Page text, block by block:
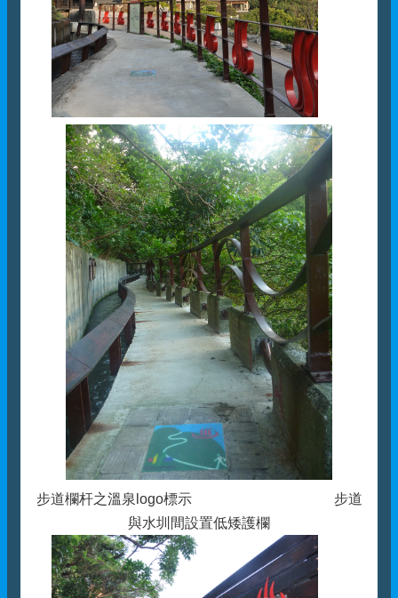
步道欄杆之溫泉logo標示 步道
與水圳間設置低矮護欄